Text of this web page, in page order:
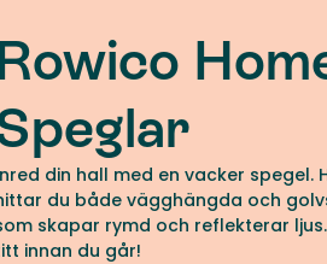
din hall med en vacker spegel.
du både vägghängda och
skapar rymd och reflekterar
innan du går!